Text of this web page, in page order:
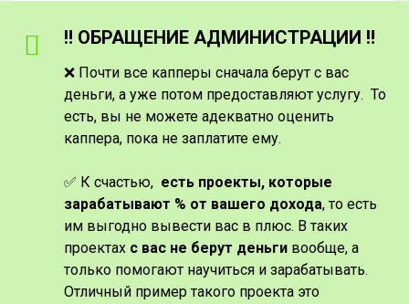
‼️ ОБРАЩЕНИЕ АДМИНИСТРАЦИИ ‼️
❌ Почти все капперы сначала берут с вас
деньги, а уже потом предоставляют услугу. То
есть, вы не можете адекватно оценить
каппера, пока не заплатите ему.
✅ К счастью, есть проекты, которые
зарабатывают % от вашего дохода, то есть
им выгодно вывести вас в плюс. В таких
проектах с вас не берут деньги вообще, а
только помогают научиться и зарабатывать.
Отличный пример такого проекта это